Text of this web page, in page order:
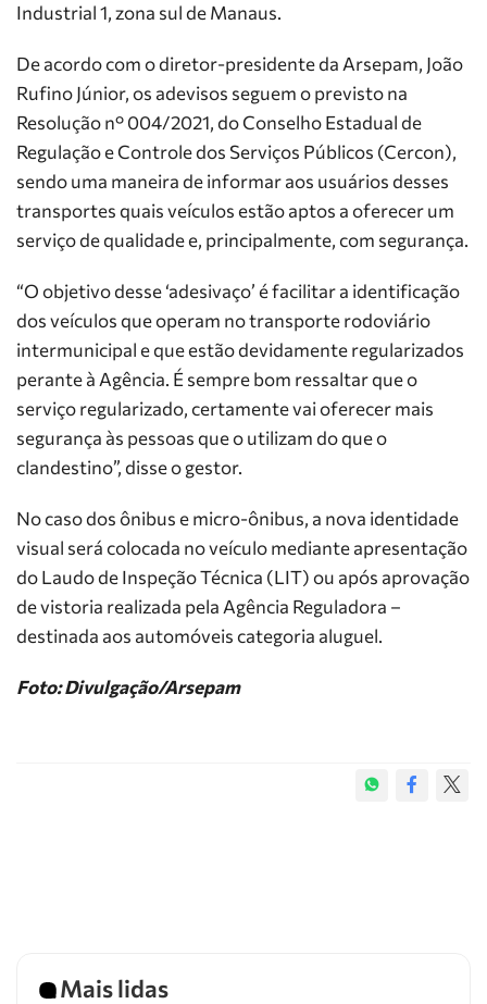
Industrial 1, zona sul de Manaus.
De acordo com o diretor-presidente da Arsepam, João
Rufino Júnior, os adevisos seguem o previsto na
Resolução n° 004/2021, do Conselho Estadual de
Regulação e Controle dos Serviços Públicos (Cercon),
sendo uma maneira de informar aos usuários desses
transportes quais veículos estão aptos a oferecer um
serviço de qualidade e, principalmente, com segurança.
“O objetivo desse ‘adesivaço’ é facilitar a identificação
dos veículos que operam no transporte rodoviário
intermunicipal e que estão devidamente regularizados
perante à Agência. É sempre bom ressaltar que o
serviço regularizado, certamente vai oferecer mais
segurança às pessoas que o utilizam do que o
clandestino”, disse o gestor.
No caso dos ônibus e micro-ônibus, a nova identidade
visual será colocada no veículo mediante apresentação
do Laudo de Inspeção Técnica (LIT) ou após aprovação
de vistoria realizada pela Agência Reguladora –
destinada aos automóveis categoria aluguel.
Foto: Divulgação/Arsepam
Mais lidas